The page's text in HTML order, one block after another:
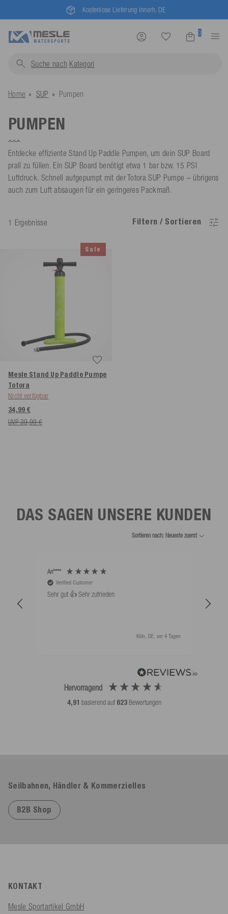
Kostenlose Lieferung innerh. DE
0
Suche nach Kate
Home SUP Pumpen
PUMPEN
Entdecke effiziente Stand Up Paddle Pumpen, um dein SUP Board
prall zu füllen. Ein SUP Board benötigt etwa 1 bar bzw. 15 PSI
Luftdruck. Schnell aufgepumpt mit der Totora SUP Pumpe – übrigens
auch zum Luft absaugen für ein geringeres Packmaß.
1 Ergebnisse Filtern / Sortieren
Sale
Mesle Stand Up Paddle Pumpe
Totora
Nicht verfügbar
34,99 €
UVP 39,99 €
DAS SAGEN UNSERE KUNDEN
Sortieren nach: Neueste zuerst
Hervorragend
4,91 basierend auf 623 Bewertungen
An****
Verified Customer
Sehr gut 👍 Sehr zufrieden
Köln, DE, vor 4 Tagen
Seilbahnen, Händler & Kommerzielles
B2B Shop
KONTAKT
Mesle Sportartikel GmbH